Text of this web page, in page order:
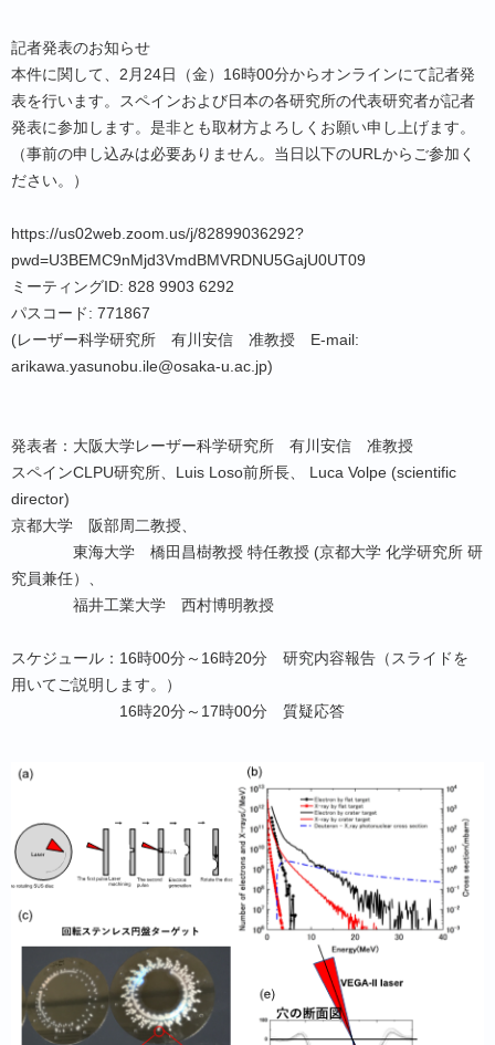
記者発表のお知らせ
本件に関して、2月24日（金）16時00分からオンラインにて記者発
表を行います。スペインおよび日本の各研究所の代表研究者が記者
発表に参加します。是非とも取材方よろしくお願い申し上げます。
（事前の申し込みは必要ありません。当日以下のURLからご参加く
ださい。）
https://us02web.zoom.us/j/82899036292?
pwd=U3BEMC9nMjd3VmdBMVRDNU5GajU0UT09
ミーティングID: 828 9903 6292
パスコード: 771867
(レーザー科学研究所 有川安信 准教授 E-mail:
arikawa.yasunobu.ile@osaka-u.ac.jp)
発表者：大阪大学レーザー科学研究所 有川安信 准教授
スペインCLPU研究所、Luis Loso前所長、 Luca Volpe (scientific
director)
京都大学 阪部周二教授、
東海大学 橋田昌樹教授 特任教授 (京都大学 化学研究所 研
究員兼任）、
福井工業大学 西村博明教授
スケジュール：16時00分～16時20分 研究内容報告（スライドを
用いてご説明します。）
16時20分～17時00分 質疑応答